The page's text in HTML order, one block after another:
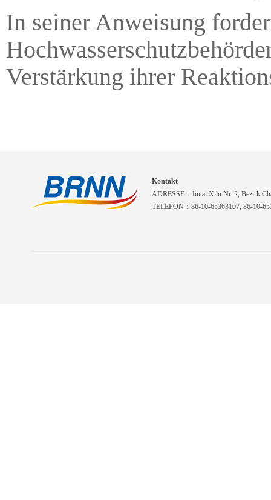
In seiner Anweisung
Verstärkung ihrer
Kontakt
ADRESSE：Jintai Xilu Nr. 2, Bezirk
TELEFON：86-10-65363107, 86-10-